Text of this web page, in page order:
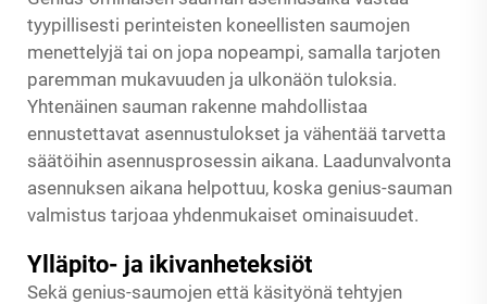
tyypillisesti perinteisten koneellisten saumojen
menettelyjä tai on jopa nopeampi, samalla tarjoten
paremman mukavuuden ja ulkonäön tuloksia.
Yhtenäinen sauman rakenne mahdollistaa
ennustettavat asennustulokset ja vähentää tarvetta
säätöihin asennusprosessin aikana. Laadunvalvonta
asennuksen aikana helpottuu, koska genius-sauman
valmistus tarjoaa yhdenmukaiset ominaisuudet.
Ylläpito- ja ikivanheteksiöt
Sekä genius-saumojen että käsityönä tehtyjen